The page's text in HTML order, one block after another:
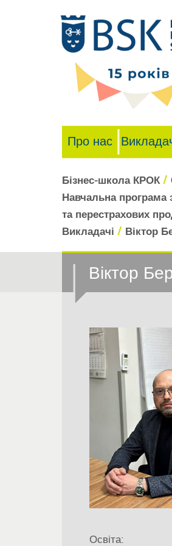
Про нас
Бізнес-школа КРОК /
Навчальна програма
та перестрахових
Викладачі / Віктор
Віктор
Освіта: